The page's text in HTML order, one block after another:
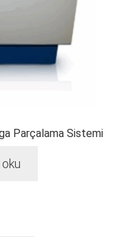
Parçalama Sistemi
oku